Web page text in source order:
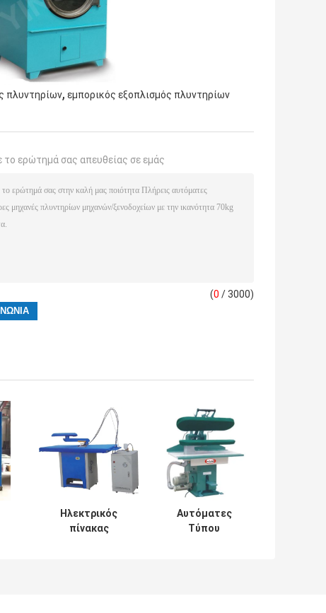
πλυντηρίων, εμπορικός εξοπλισμός πλυντηρίων
το ερώτημά σας απευθείας σε εμάς
(0 / 3000)
Ηλεκτρικός
πίνακας
Αυτόματες
Τύπου